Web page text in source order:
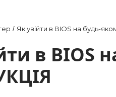
/ Як увійти в BIOS на будь-
в BIOS